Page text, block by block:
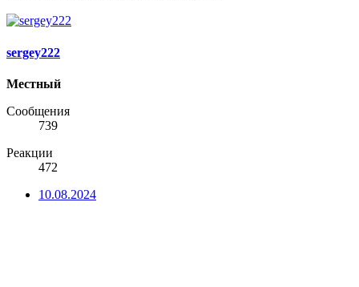
sergey222
Местный
Сообщения
739
Реакции
472
10.08.2024